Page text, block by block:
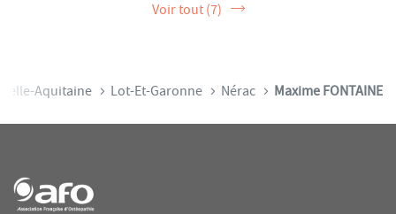
Voir tout (7)
Aquitaine Lot-Et-Garonne Nérac Maxime FONTAINE